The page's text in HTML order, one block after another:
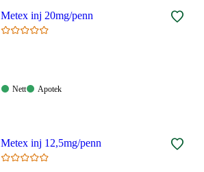
Metex inj 20mg/penn
Nett:
Nett
Apotek:
Apotek
Metex inj 12,5mg/penn